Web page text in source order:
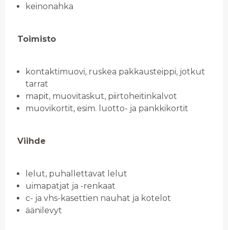
keinonahka
Toimisto
kontaktimuovi, ruskea pakkausteippi, jotkut
tarrat
mapit, muovitaskut, piirtoheitinkalvot
muovikortit, esim. luotto- ja pankkikortit
Viihde
lelut, puhallettavat lelut
uimapatjat ja -renkaat
c- ja vhs-kasettien nauhat ja kotelot
äänilevyt